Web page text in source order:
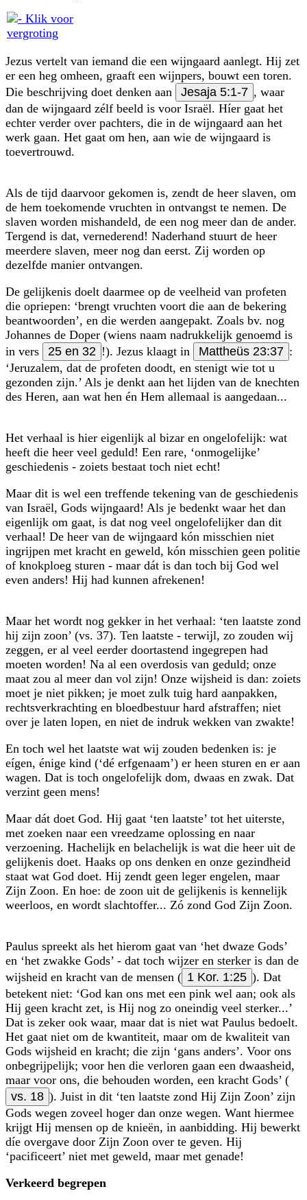
Jezus vertelt van iemand die een wijngaard aanlegt. Hij zet
er een heg omheen, graaft een wijnpers, bouwt een toren.
Die beschrijving doet denken aan
Jesaja 5:1-7 , waar
dan de wijngaard zélf beeld is voor Israël. Híer gaat het
echter verder over pachters, die in de wijngaard aan het
werk gaan. Het gaat om hen, aan wie de wijngaard is
toevertrouwd.
Als de tijd daarvoor gekomen is, zendt de heer slaven, om
de hem toekomende vruchten in ontvangst te nemen. De
slaven worden mishandeld, de een nog meer dan de ander.
Tergend is dat, vernederend! Naderhand stuurt de heer
meerdere slaven, meer nog dan eerst. Zij worden op
dezelfde manier ontvangen.
De gelijkenis doelt daarmee op de veelheid van profeten
die opriepen: ‘brengt vruchten voort die aan de bekering
beantwoorden’, en die werden aangepakt. Zoals bv. nog
Johannes de Doper (wiens naam nadrukkelijk genoemd is
in vers
25 en 32 !). Jezus klaagt in Mattheüs 23:37 :
‘Jeruzalem, dat de profeten doodt, en stenigt wie tot u
gezonden zijn.’ Als je denkt aan het lijden van de knechten
des Heren, aan wat hen én Hem allemaal is aangedaan...
Het verhaal is hier eigenlijk al bizar en ongelofelijk: wat
heeft die heer veel geduld! Een rare, ‘onmogelijke’
geschiedenis - zoiets bestaat toch niet echt!
Maar dit is wel een treffende tekening van de geschiedenis
van Israël, Gods wijngaard! Als je bedenkt waar het dan
eigenlijk om gaat, is dat nog veel ongelofe­lijker dan dit
verhaal! De heer van de wijngaard kón misschien niet
ingrijpen met kracht en geweld, kón misschien geen politie
of knokploeg sturen - maar dát is dan toch bij God wel
even anders! Hij had kunnen afrekenen!
Maar het wordt nog gekker in het verhaal: ‘ten laatste zond
hij zijn zoon’ (vs. 37). Ten laatste - terwijl, zo zouden wij
zeggen, er al veel eerder doortastend ingegrepen had
moeten worden! Na al een overdosis van geduld; onze
maat zou al meer dan vol zijn! Onze wijsheid is dan: zoiets
moet je niet pikken; je moet zulk tuig hard aanpakken,
rechtsverkrachting en bloedbestuur hard afstraffen; niet
over je laten lopen, en niet de indruk wekken van zwakte!
En toch wel het laatste wat wij zouden bedenken is: je
eígen, énige kind (‘dé erfgenaam’) er heen sturen en er aan
wagen. Dat is toch ongelofelijk dom, dwaas en zwak. Dat
verzint geen mens!
Maar dát doet God. Hij gaat ‘ten laatste’ tot het uiterste,
met zoeken naar een vreedzame oplossing en naar
verzoening. Hachelijk en belachelijk is wat die heer uit de
gelijkenis doet. Haaks op ons denken en onze gezindheid
staat wat God doet. Hij zendt geen leger engelen, maar
Zijn Zoon. En hoe: de zoon uit de gelijkenis is kennelijk
weerloos, en wordt slachtoffer... Zó zond God Zijn Zoon.
Paulus spreekt als het hierom gaat van ‘het dwaze Gods’
en ‘het zwakke Gods’ - dat toch wijzer en sterker is dan de
wijsheid en kracht van de mensen ( 1 Kor. 1:25 ). Dat
betekent niet: ‘God kan ons met een pink wel aan; ook als
Hij geen kracht zet, is Hij nog zo oneindig veel sterker...’
Dat is zeker ook waar, maar dat is niet wat Paulus bedoelt.
Het gaat niet om de kwantiteit, maar om de kwaliteit van
Gods wijsheid en kracht; die zijn ‘gans anders’. Voor ons
onbegrijpelijk; voor hen die verloren gaan een dwaasheid,
maar voor ons, die behouden worden, een kracht Gods’ (
vs. 18 ). Juist in dit ‘ten laatste zond Hij Zijn Zoon’ zijn
Gods wegen zoveel hoger dan onze wegen. Want hiermee
krijgt Hij mensen op de knieën, in aanbidding. Hij bewerkt
díe overgave door Zijn Zoon over te geven. Hij
‘pacificeert’ niet met geweld, maar met genade!
Verkeerd begrepen